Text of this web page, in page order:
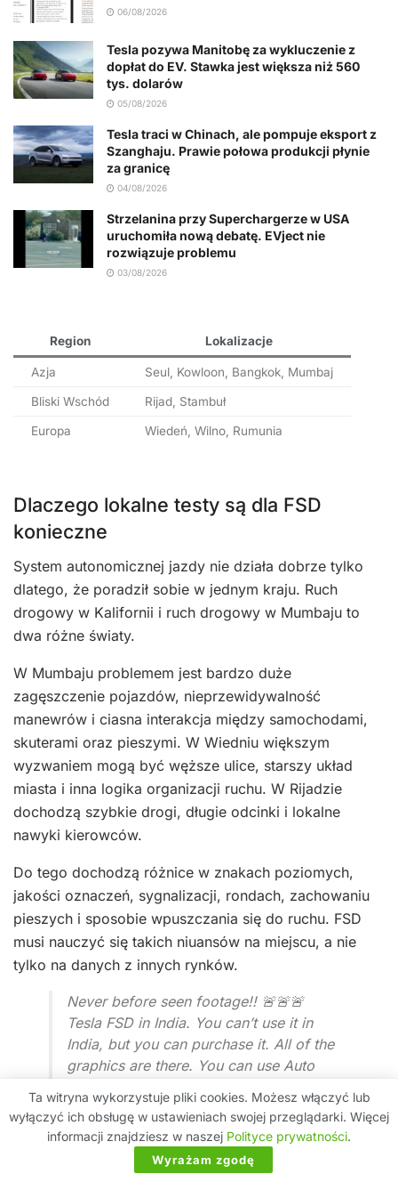
06/08/2026
Tesla pozywa Manitobę za wykluczenie z
dopłat do EV. Stawka jest większa niż 560
tys. dolarów
05/08/2026
Tesla traci w Chinach, ale pompuje eksport z
Szanghaju. Prawie połowa produkcji płynie
za granicę
04/08/2026
Strzelanina przy Superchargerze w USA
uruchomiła nową debatę. EVject nie
rozwiązuje problemu
03/08/2026
Region Lokalizacje
Azja Seul, Kowloon, Bangkok, Mumbaj
Bliski Wschód Rijad, Stambuł
Europa Wiedeń, Wilno, Rumunia
Dlaczego lokalne testy są dla FSD
konieczne
System autonomicznej jazdy nie działa dobrze tylko
dlatego, że poradził sobie w jednym kraju. Ruch
drogowy w Kalifornii i ruch drogowy w Mumbaju to
dwa różne światy.
W Mumbaju problemem jest bardzo duże
zagęszczenie pojazdów, nieprzewidywalność
manewrów i ciasna interakcja między samochodami,
skuterami oraz pieszymi. W Wiedniu większym
wyzwaniem mogą być węższe ulice, starszy układ
miasta i inna logika organizacji ruchu. W Rijadzie
dochodzą szybkie drogi, długie odcinki i lokalne
nawyki kierowców.
Do tego dochodzą różnice w znakach poziomych,
jakości oznaczeń, sygnalizacji, rondach, zachowaniu
pieszych i sposobie wpuszczania się do ruchu. FSD
musi nauczyć się takich niuansów na miejscu, a nie
tylko na danych z innych rynków.
Never before seen footage!! 🚨🚨🚨
Tesla FSD in India. You can’t use it in
India, but you can purchase it. All of the
graphics are there. You can use Auto
Tesla in India is coming to my YT channel
very soon. Subscribe so you don’t miss it.
pic.twitter.com/ddwWNN4xsL
Ta witryna wykorzystuje pliki cookies. Możesz włączyć lub
wyłączyć ich obsługę w ustawieniach swojej przeglądarki. Więcej
informacji znajdziesz w naszej Polityce prywatności.
Wyrażam zgodę